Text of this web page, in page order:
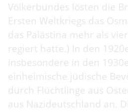
Völkerbundes lösten die
Ersten Weltkriegs das
das Palästina mehr als
regiert hatte.) In den
insbesondere in den
einheimische jüdische
durch Flüchtlinge aus
aus Nazideutschland an.